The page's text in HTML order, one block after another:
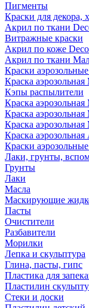
Пигменты
Краски для декора,
Акрил по ткани
Витражные краски
Акрил по коже
Акрил по ткани
Краски
Краска
Кэпы распылители
Краска
Краска
Краска
Краска аэрозольная
Краски
Лаки, грунты,
Грунты
Лаки
Масла
Маскирующие
Пасты
Очистители
Разбавители
Морилки
Лепка и скульптура
Глина, пасты, гипс
Пластика для
Пластилин
Стеки и доски